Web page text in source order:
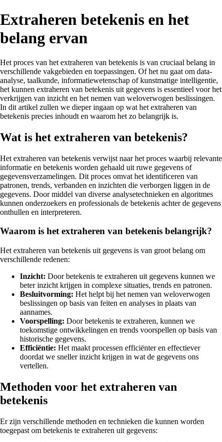
Extraheren betekenis en het
belang ervan
Het proces van het extraheren van betekenis is van cruciaal belang in
verschillende vakgebieden en toepassingen. Of het nu gaat om data-
analyse, taalkunde, informatiewetenschap of kunstmatige intelligentie,
het kunnen extraheren van betekenis uit gegevens is essentieel voor het
verkrijgen van inzicht en het nemen van weloverwogen beslissingen.
In dit artikel zullen we dieper ingaan op wat het extraheren van
betekenis precies inhoudt en waarom het zo belangrijk is.
Wat is het extraheren van betekenis?
Het extraheren van betekenis verwijst naar het proces waarbij relevante
informatie en betekenis worden gehaald uit ruwe gegevens of
gegevensverzamelingen. Dit proces omvat het identificeren van
patronen, trends, verbanden en inzichten die verborgen liggen in de
gegevens. Door middel van diverse analysetechnieken en algoritmes
kunnen onderzoekers en professionals de betekenis achter de gegevens
onthullen en interpreteren.
Waarom is het extraheren van betekenis belangrijk?
Het extraheren van betekenis uit gegevens is van groot belang om
verschillende redenen:
Inzicht: Door betekenis te extraheren uit gegevens kunnen we
beter inzicht krijgen in complexe situaties, trends en patronen.
Besluitvorming: Het helpt bij het nemen van weloverwogen
beslissingen op basis van feiten en analyses in plaats van
aannames.
Voorspelling: Door betekenis te extraheren, kunnen we
toekomstige ontwikkelingen en trends voorspellen op basis van
historische gegevens.
Efficiëntie: Het maakt processen efficiënter en effectiever
doordat we sneller inzicht krijgen in wat de gegevens ons
vertellen.
Methoden voor het extraheren van
betekenis
Er zijn verschillende methoden en technieken die kunnen worden
toegepast om betekenis te extraheren uit gegevens: